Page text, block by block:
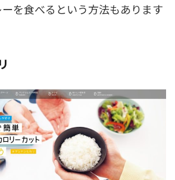
を食べるという方法もあります